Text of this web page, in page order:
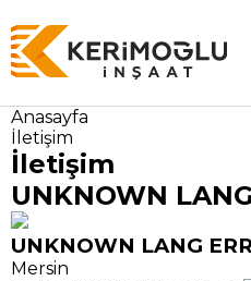
Anasayfa
İletişim
İletişim
UNKNOWN
UNKNOWN LANG
Mersin